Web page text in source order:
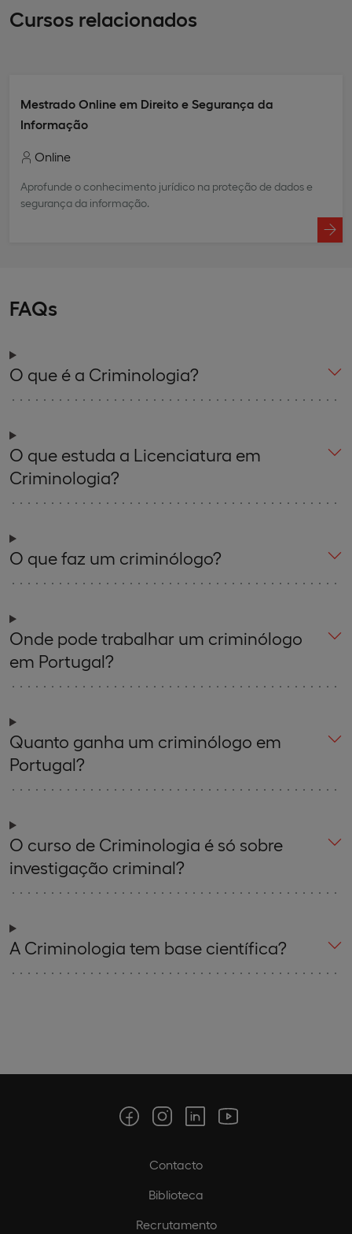
Cursos relacionados
Mestrado Online em Direito e Segurança da
Informação
Online
Aprofunde o conhecimento jurídico na proteção de dados e
segurança da informação.
FAQs
O que é a Criminologia?
O que estuda a Licenciatura em
Criminologia?
O que faz um criminólogo?
Onde pode trabalhar um criminólogo
em Portugal?
Quanto ganha um criminólogo em
Portugal?
O curso de Criminologia é só sobre
investigação criminal?
A Criminologia tem base científica?
Contacto
Biblioteca
Recrutamento